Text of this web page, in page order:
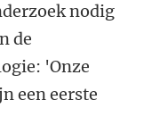
nodig
de
'Onze
een eerste